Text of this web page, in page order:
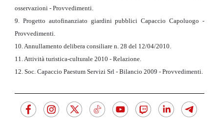
osservazioni - Provvedimenti.
9. Progetto autofinanziato giardini pubblici Capaccio Capoluogo -
Provvedimenti.
10. Annullamento delibera consiliare n. 28 del 12/04/2010.
11. Attività turistica-culturale 2010 - Relazione.
12. Soc. Capaccio Paestum Servizi Srl - Bilancio 2009 - Provvedimenti.